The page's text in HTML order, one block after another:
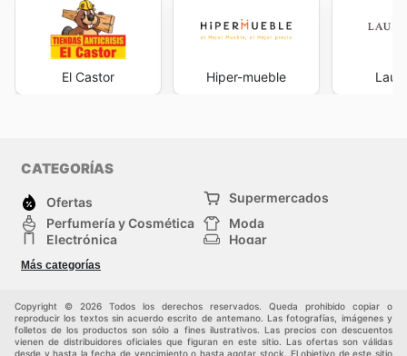
El Castor Hiper-mueble
CATEGORÍAS
Ofertas
Supermercados
Perfumería y Cosmética
Moda
Electrónica
Hogar
Deporte
Juguetes y bebés
Más categorías
Copyright © 2026 Todos los derechos reservados. Queda prohibido copiar o
reproducir los textos sin acuerdo escrito de antemano. Las fotografías, imágenes y
folletos de los productos son sólo a fines ilustrativos. Las precios con descuentos
vienen de distribuidores oficiales que figuran en este sitio. Las ofertas son válidas
desde y hasta la fecha de vencimiento o hasta agotar stock. El objetivo de este sitio